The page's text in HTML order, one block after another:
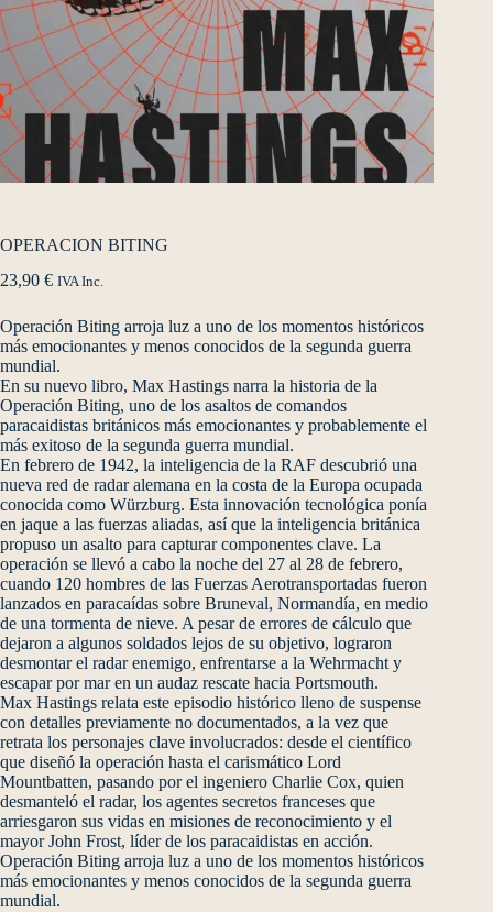
OPERACION BITING
23,90 € IVA Inc.
Operación Biting arroja luz a uno de los momentos históricos
más emocionantes y menos conocidos de la segunda guerra
mundial.
En su nuevo libro, Max Hastings narra la historia de la
Operación Biting, uno de los asaltos de comandos
paracaidistas británicos más emocionantes y probablemente el
más exitoso de la segunda guerra mundial.
En febrero de 1942, la inteligencia de la RAF descubrió una
nueva red de radar alemana en la costa de la Europa ocupada
conocida como Würzburg. Esta innovación tecnológica ponía
en jaque a las fuerzas aliadas, así que la inteligencia británica
propuso un asalto para capturar componentes clave. La
operación se llevó a cabo la noche del 27 al 28 de febrero,
cuando 120 hombres de las Fuerzas Aerotransportadas fueron
lanzados en paracaídas sobre Bruneval, Normandía, en medio
de una tormenta de nieve. A pesar de errores de cálculo que
dejaron a algunos soldados lejos de su objetivo, lograron
desmontar el radar enemigo, enfrentarse a la Wehrmacht y
escapar por mar en un audaz rescate hacia Portsmouth.
Max Hastings relata este episodio histórico lleno de suspense
con detalles previamente no documentados, a la vez que
retrata los personajes clave involucrados: desde el científico
que diseñó la operación hasta el carismático Lord
Mountbatten, pasando por el ingeniero Charlie Cox, quien
desmanteló el radar, los agentes secretos franceses que
arriesgaron sus vidas en misiones de reconocimiento y el
mayor John Frost, líder de los paracaidistas en acción.
Operación Biting arroja luz a uno de los momentos históricos
más emocionantes y menos conocidos de la segunda guerra
mundial.